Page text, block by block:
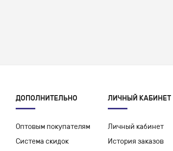
ДОПОЛНИТЕЛЬНО
Оптовым покупателям
Система скидок
ЛИЧНЫЙ КАБИНЕТ
Личный кабинет
История заказов